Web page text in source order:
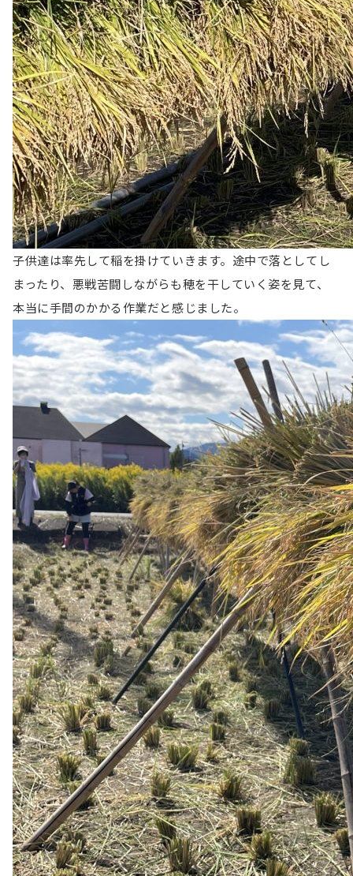
子供達は率先して稲を掛けていきます。途中で落としてし
まったり、悪戦苦闘しながらも穂を干していく姿を見て、
本当に手間のかかる作業だと感じました。